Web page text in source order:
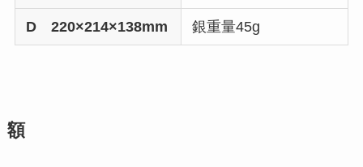
D 220×214×138mm 銀重量45g
額